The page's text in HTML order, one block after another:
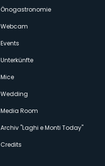
Önogastronomie
Webcam
Events
Unterkünfte
Mice
Wedding
Media Room
Archiv "Laghi e Monti Today"
Credits